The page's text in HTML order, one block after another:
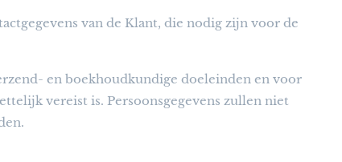
van de Klant, die nodig zijn voor de
en boekhoudkundige doeleinden en voor
vereist is. Persoonsgegevens zullen niet